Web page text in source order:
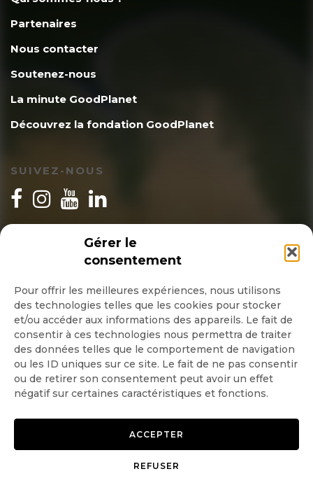
Gérer le
consentement
Pour offrir les meilleures expériences, nous utilisons
des technologies telles que les cookies pour stocker
et/ou accéder aux informations des appareils. Le fait de
consentir à ces technologies nous permettra de traiter
des données telles que le comportement de navigation
ou les ID uniques sur ce site. Le fait de ne pas consentir
ou de retirer son consentement peut avoir un effet
négatif sur certaines caractéristiques et fonctions.
ACCEPTER
REFUSER
Partenaires
Nous contacter
Soutenez-nous
La minute GoodPlanet
Découvrez la fondation GoodPlanet
SUIVEZ-NOUS
INSCRIPTION NEWSLETTER
Quotidienne
Hebdo
OK